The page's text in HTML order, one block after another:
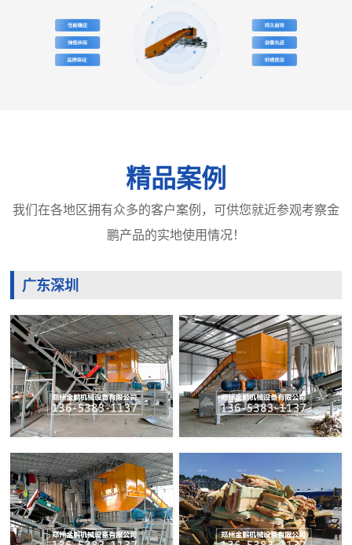
精品案例
我们在各地区拥有众多的客户案例，可供您就近参观考察金
鹏产品的实地使用情况！
广东深圳